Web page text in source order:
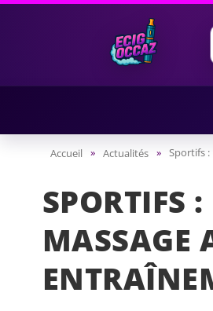
Accueil » Actualités » Sportifs :
SPORTIFS
MASSAGE